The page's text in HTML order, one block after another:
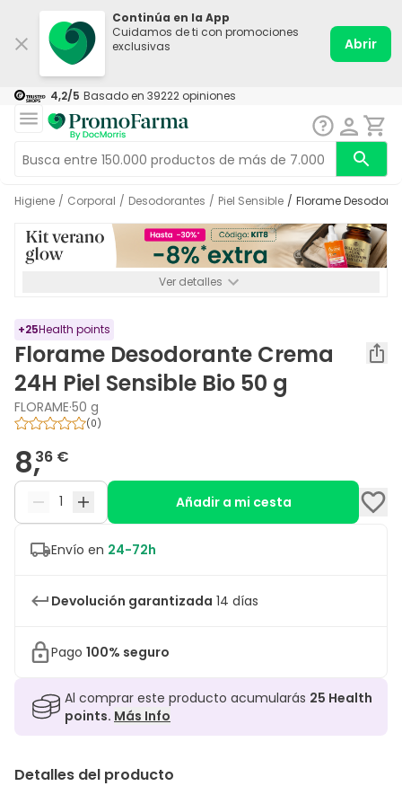
Continúa en la App
Cuidamos de ti con promociones
exclusivas
Abrir
4,2/5 Basado en 39222 opiniones
Higiene / Corporal / Desodorantes / Piel Sensible / Florame
Ver detalles
+25Health points
Florame Desodorante Crema
24H Piel Sensible Bio 50 g
FLORAME·50 g
(0)
8,36 €
Añadir a mi cesta
Envío en 24-72h
Devolución garantizada 14 días
Pago 100% seguro
Al comprar este producto acumularás 25 Health
points. Más Info
Detalles del producto